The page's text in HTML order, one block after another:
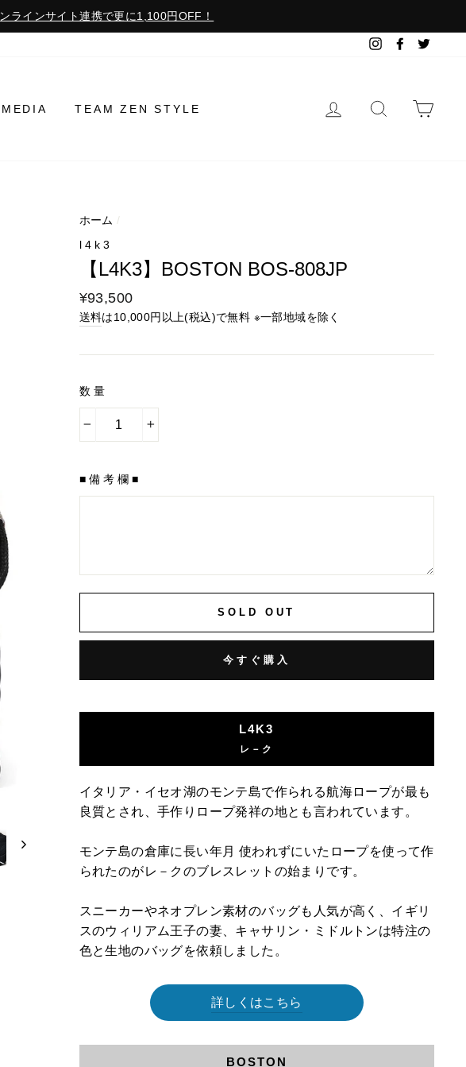
ラインサイト連携で更に1,100円OFF！
InstagramFacebook
MEDIA TEAM ZEN STYLE ログイン 検索で探す
ホーム /
l4k3
【L4K3】BOSTON BOS-808JP
通
常
金
¥93,500
送料は10,000円以上(税込)で無料 ※一部地域を除く
数量
■備考欄■
SOLD OUT
今すぐ購入
L4K3
レ－ク
イタリア・イセオ湖のモンテ島で作られる航海ロープが最も
良質とされ、手作りロープ発祥の地とも言われています。
モンテ島の倉庫に長い年月 使われずにいたロープを使って作
られたのがレ－クのブレスレットの始まりです。
スニーカーやネオプレン素材のバッグも人気が高く、イギリ
スのウィリアム王子の妻、キャサリン・ミドルトンは特注の
色と生地のバッグを依頼しました。
詳しくはこちら
BOSTON